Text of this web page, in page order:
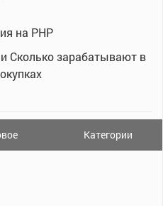
на PHP
Сколько зарабатывают в
Категории